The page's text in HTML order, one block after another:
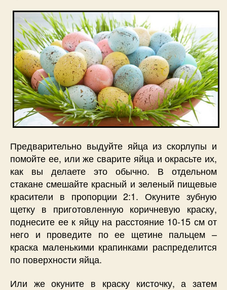
Предварительно выдуйте яйца из скорлупы и
помойте ее, или же сварите яйца и окрасьте их,
как вы делаете это обычно. В отдельном
стакане смешайте красный и зеленый пищевые
красители в пропорции 2:1. Окуните зубную
щетку в приготовленную коричневую краску,
поднесите ее к яйцу на расстояние 10-15 см от
него и проведите по ее щетине пальцем –
краска маленькими крапинками распределится
по поверхности яйца.
Или же окуните в краску кисточку, а затем